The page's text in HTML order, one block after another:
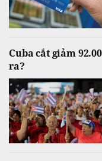
Cuba cắt giảm
ra?